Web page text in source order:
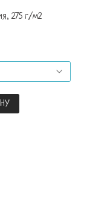
275 г/м2